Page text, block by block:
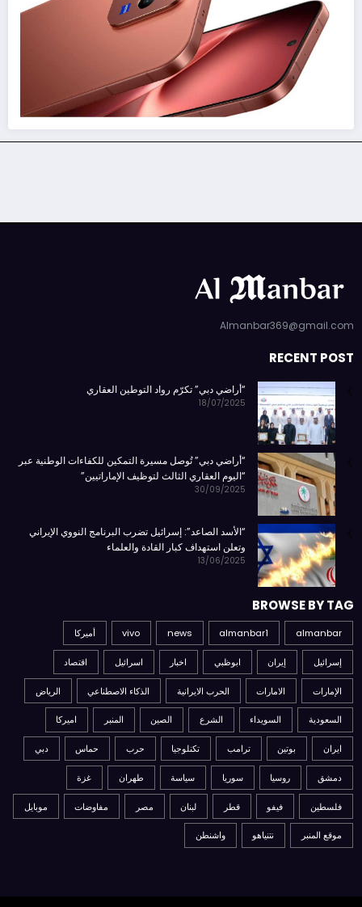
Almanbar369@gmail.com
RECENT POST
“أراضي دبي” تكرّم رواد التوطين العقاري
18/07/2025
“أراضي دبي” تُوصل مسيرة التمكين للكفاءات الوطنية عبر
“اليوم العقاري الثالث لتوظيف الإماراتيين”
30/09/2025
“الأسد الصاعد”: إسرائيل تضرب البرنامج النووي الإيراني
وتعلن استهداف كبار القادة والعلماء
13/06/2025
BROWSE BY TAG
almanbar
almanbar1
news
vivo أميركا
إسرائيل إيران ابوظبي اخبار اسرائيل اقتصاد
الإمارات الامارات الحرب الايرانية الذكاء الاصطناعي الرياض
السعودية السويداء الشرع الصين المنبر اميركا
ايران بوتين ترامب تكنلوجيا حرب حماس دبي
دمشق روسيا سوريا سياسة طهران غزة
فلسطين فيفو قطر لبنان مصر مفاوضات موبايل
موقع المنبر نتنياهو واشنطن